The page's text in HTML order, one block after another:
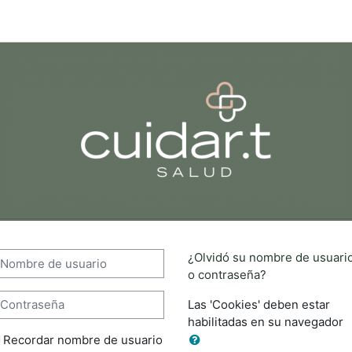
de usuario
Recordar nombre de usuario
¿Olvidó su nombre de
o contraseña?
Las 'Cookies' deben estar
habilitadas en su navegador